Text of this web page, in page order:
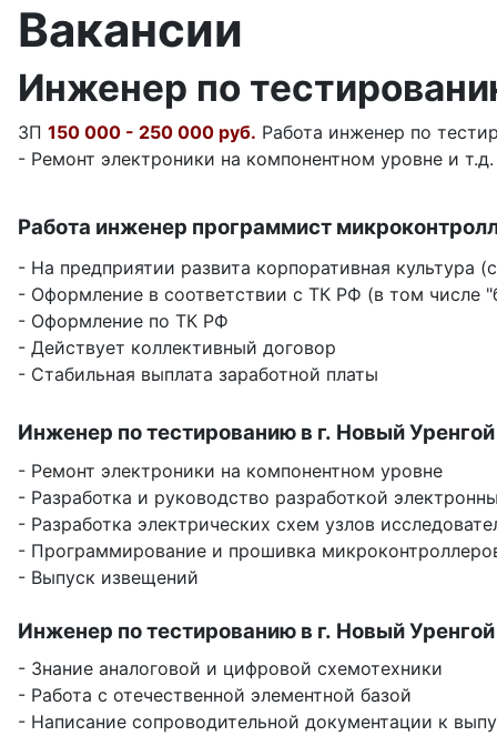
Вакансии
Инженер по
ЗП 150 000 - 250 000 руб. Работа инженер по
- Ремонт электроники на компонентном уровне и т.д.
Работа инженер программист
- На предприятии развита корпоративная культура
- Оформление в соответствии с ТК РФ (в том числе
- Оформление по ТК РФ
- Действует коллективный договор
- Стабильная выплата заработной платы
Инженер по тестированию в г. Новый
- Ремонт электроники на компонентном уровне
- Разработка и руководство разработкой
- Разработка электрических схем узлов
- Программирование и прошивка
- Выпуск извещений
Инженер по тестированию в г. Новый
- Знание аналоговой и цифровой схемотехники
- Работа с отечественной элементной базой
- Написание сопроводительной документации к